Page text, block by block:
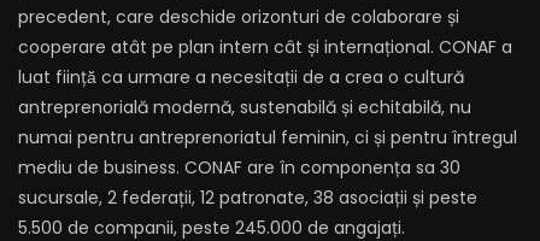
precedent, care deschide orizonturi de colaborare și
cooperare atât pe plan intern cât și internațional. CONAF a
luat ființă̆ ca urmare a necesitații de a crea o cultură
antreprenorială modernă, sustenabilă și echitabilă, nu
numai pentru antreprenoriatul feminin, ci și pentru întregul
mediu de business. CONAF are în componența sa 30
sucursale, 2 federații, 12 patronate, 38 asociații și peste
5.500 de companii, peste 245.000 de angajați.